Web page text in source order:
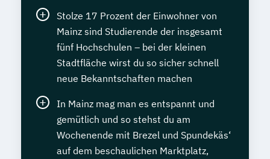
Stolze 17 Prozent der Einwohner von
Mainz sind Studierende der insgesamt
fünf Hochschulen – bei der kleinen
Stadtfläche wirst du so sicher schnell
neue Bekanntschaften machen
In Mainz mag man es entspannt und
gemütlich und so stehst du am
Wochenende mit Brezel und Spundekäs‘
auf dem beschaulichen Marktplatz,